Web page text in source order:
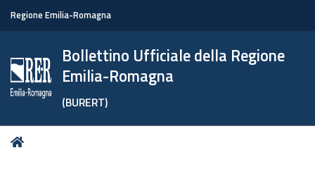
Regione Emilia-Romagna
Bollettino Ufficiale della Regione
Emilia-Romagna
(BURERT)
Tu